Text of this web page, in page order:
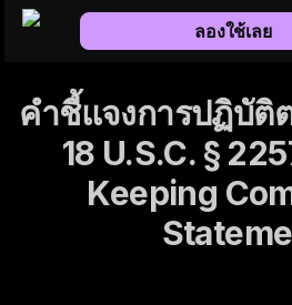
ลองใช้เลย
คำชี้แจงการปฏิบัติ
18 U.S.C. §
Keeping